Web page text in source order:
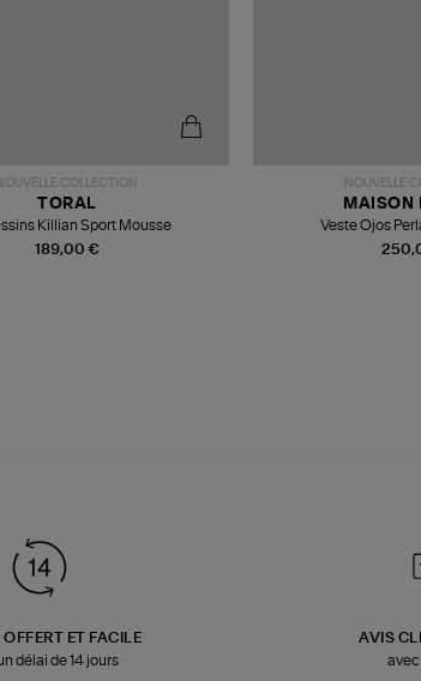
COLLECTION
189,00 €
TORAL
Killian Sport Mousse
NOUVELLE
MAISON
Veste Ojos
OFFERT ET FACILE
délai de 14 jours
AVIS
avec